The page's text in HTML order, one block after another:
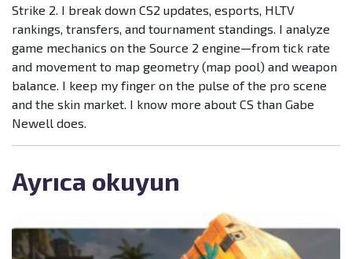
Strike 2. I break down CS2 updates, esports, HLTV
rankings, transfers, and tournament standings. I analyze
game mechanics on the Source 2 engine—from tick rate
and movement to map geometry (map pool) and weapon
balance. I keep my finger on the pulse of the pro scene
and the skin market. I know more about CS than Gabe
Newell does.
Ayrıca okuyun